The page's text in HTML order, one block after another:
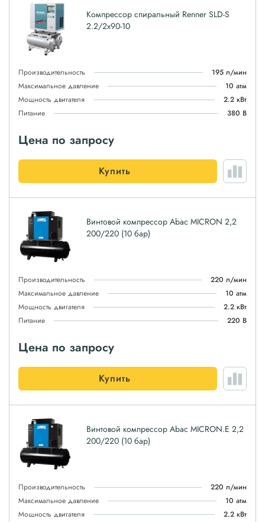
Компрессор спиральный Renner SLD-S
2.2/2x90-10
Производительность
195 л/мин
Максимальное давление
10 атм
Мощность двигателя
2.2 кВт
Питание
380 В
Цена по запросу
Купить
Винтовой компрессор Abac MICRON 2,2
200/220 (10 бар)
Производительность
220 л/мин
Максимальное давление
10 атм
Мощность двигателя
2.2 кВт
Питание
220 В
Цена по запросу
Купить
Винтовой компрессор Abac MICRON.E 2,2
200/220 (10 бар)
Производительность
220 л/мин
Максимальное давление
10 атм
Мощность двигателя
2.2 кВт